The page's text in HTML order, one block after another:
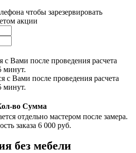
чтобы зарезервировать
акции
Вами после проведения расчета
минут.
с Вами после проведения расчета
минут.
во Сумма
отдельно мастером после замера.
заказа 6 000 руб.
без мебели